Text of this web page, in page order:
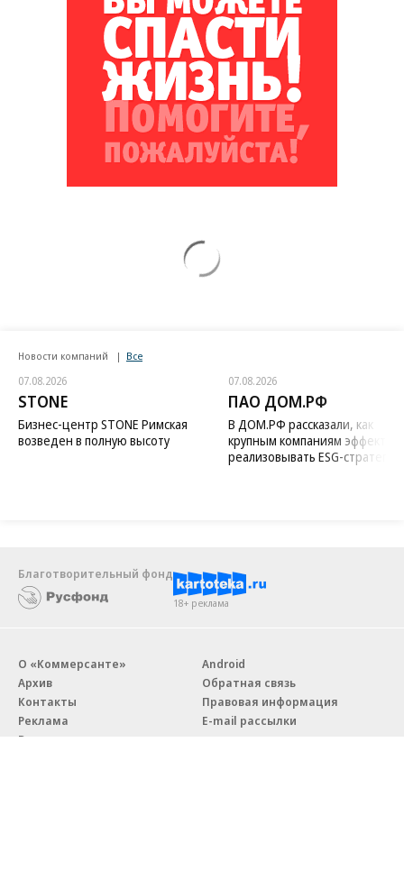
Новости компаний Все
07.08.2026
STONE
Бизнес-центр STONE Римская
возведен в полную высоту
07.08.2026
ПАО ДОМ.РФ
В ДОМ.РФ рассказали, как
крупным компаниям
реализовывать ESG-стратегию
Благотворительный фонд
18+ реклама
О «Коммерсанте»
Архив
Контакты
Реклама
Вакансии
Android
Обратная связь
Правовая информация
E-mail рассылки